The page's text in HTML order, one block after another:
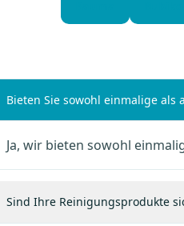
Bieten Sie sowohl einmalige als
Ja, wir bieten sowohl
Sind Ihre Reinigungsprodukte